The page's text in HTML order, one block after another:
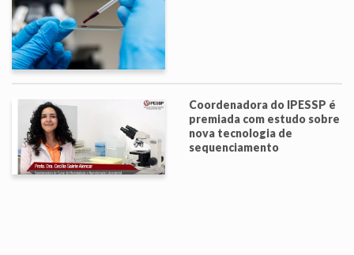
Coordenadora do IPESSP é
premiada com estudo sobre
nova tecnologia de
sequenciamento